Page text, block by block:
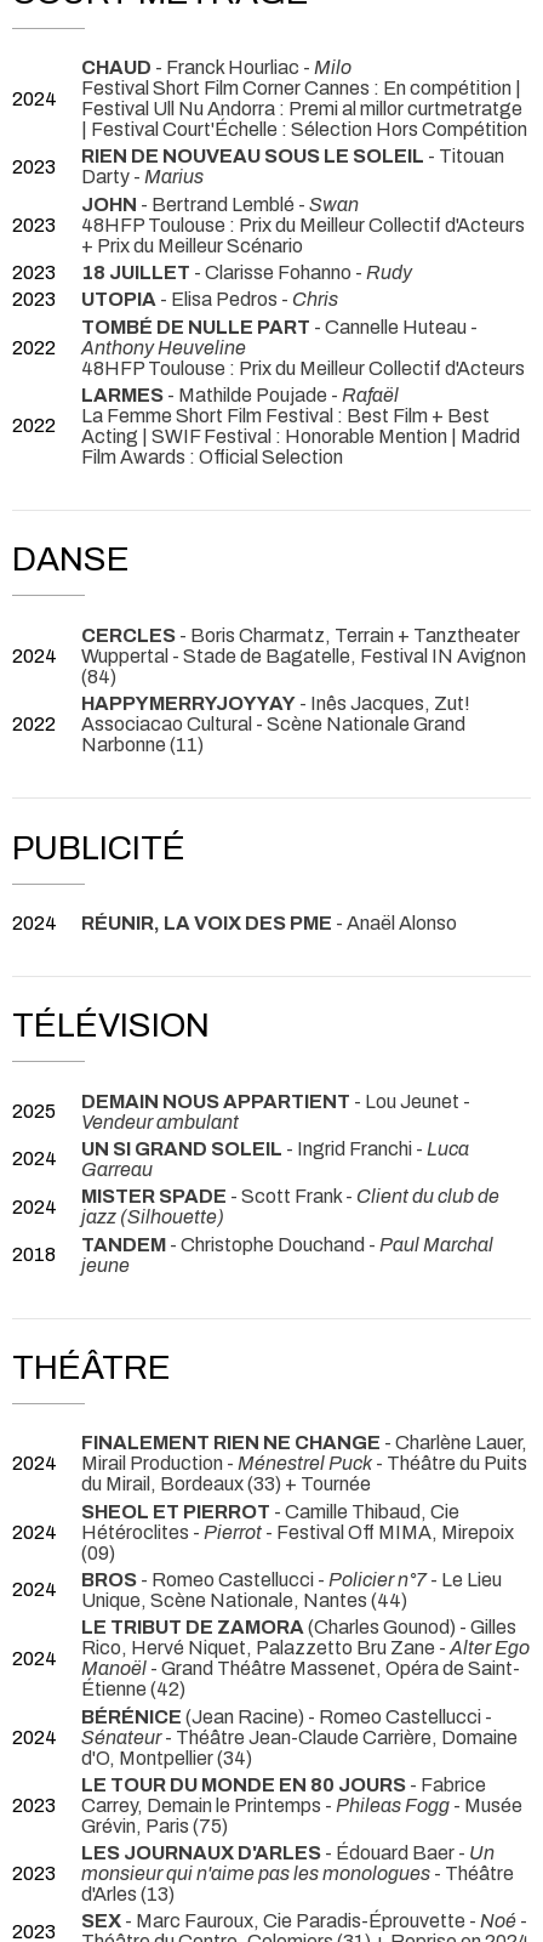
2024
CHAUD - Franck Hourliac - Milo
Festival Short Film Corner Cannes : En compétition |
Festival Ull Nu Andorra : Premi al millor curtmetratge
| Festival Court'Échelle : Sélection Hors Compétition
2023
RIEN DE NOUVEAU SOUS LE SOLEIL - Titouan
Darty - Marius
2023
JOHN - Bertrand Lemblé - Swan
48HFP Toulouse : Prix du Meilleur Collectif d'Acteurs
+ Prix du Meilleur Scénario
2023
18 JUILLET - Clarisse Fohanno - Rudy
2023
UTOPIA - Elisa Pedros - Chris
2022
TOMBÉ DE NULLE PART - Cannelle Huteau -
Anthony Heuveline
48HFP Toulouse : Prix du Meilleur Collectif d'Acteurs
2022
LARMES - Mathilde Poujade - Rafaël
La Femme Short Film Festival : Best Film + Best
Acting | SWIF Festival : Honorable Mention | Madrid
Film Awards : Official Selection
DANSE
2024
CERCLES - Boris Charmatz, Terrain + Tanztheater
Wuppertal - Stade de Bagatelle, Festival IN Avignon
(84)
2022
HAPPYMERRYJOYYAY - Inês Jacques, Zut!
Associacao Cultural - Scène Nationale Grand
Narbonne (11)
PUBLICITÉ
2024 RÉUNIR, LA VOIX DES PME - Anaël Alonso
TÉLÉVISION
2025 DEMAIN NOUS APPARTIENT - Lou Jeunet -
Vendeur ambulant
2024
UN SI GRAND SOLEIL - Ingrid Franchi - Luca
Garreau
2024
MISTER SPADE - Scott Frank - Client du club de
jazz (Silhouette)
2018
TANDEM - Christophe Douchand - Paul Marchal
jeune
THÉÂTRE
2024
FINALEMENT RIEN NE CHANGE - Charlène Lauer,
Mirail Production - Ménestrel Puck- Théâtre du Puits
du Mirail, Bordeaux (33) + Tournée
2024
SHEOL ET PIERROT - Camille Thibaud, Cie
Hétéroclites - Pierrot - Festival Off MIMA, Mirepoix
(09)
2024
BROS - Romeo Castellucci - Policier n°7- Le Lieu
Unique, Scène Nationale, Nantes (44)
2024
LE TRIBUT DE ZAMORA (Charles Gounod) - Gilles
Rico, Hervé Niquet, Palazzetto Bru Zane - Alter Ego
Manoël - Grand Théâtre Massenet, Opéra de Saint-
Étienne (42)
2024
BÉRÉNICE (Jean Racine) - Romeo Castellucci -
Sénateur- Théâtre Jean-Claude Carrière, Domaine
d'O, Montpellier (34)
2023
LE TOUR DU MONDE EN 80 JOURS - Fabrice
Carrey, Demain le Printemps - Phileas Fogg - Musée
Grévin, Paris (75)
2023
LES JOURNAUX D'ARLES - Édouard Baer - Un
monsieur qui n'aime pas les monologues - Théâtre
d'Arles (13)
2023
SEX - Marc Fauroux, Cie Paradis-Éprouvette - Noé -